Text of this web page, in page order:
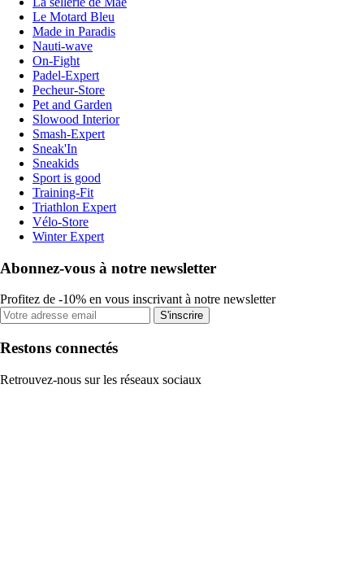
Le Motard Bleu
Made in Paradis
Nauti-wave
On-Fight
Padel-Expert
Pecheur-Store
Pet and Garden
Slowood Interior
Smash-Expert
Sneak'In
Sneakids
Sport is good
Training-Fit
Triathlon Expert
Vélo-Store
Winter Expert
Abonnez-vous à notre newsletter
Profitez de -10% en vous inscrivant à notre newsletter
S'inscrire
Restons connectés
Retrouvez-nous sur les réseaux sociaux